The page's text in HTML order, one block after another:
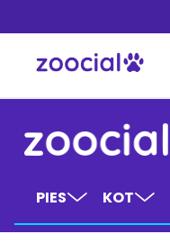
treści
PIES KOT